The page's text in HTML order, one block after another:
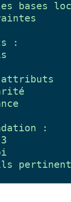
bases
:
: